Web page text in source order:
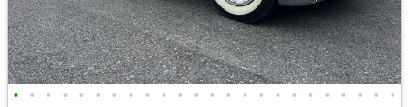
• • • • • • • • • • • • • • • • • • • • • • • •